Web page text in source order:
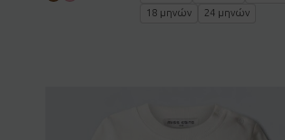
18 μηνών
24 μηνών